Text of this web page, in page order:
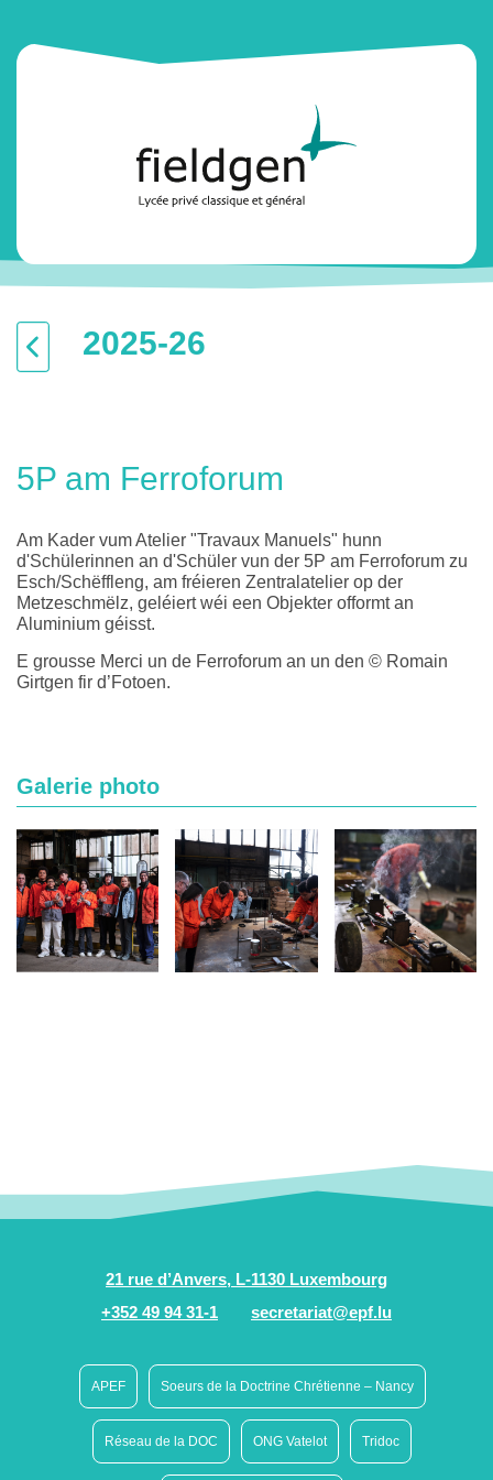
2025-26
5P am Ferroforum
Am Kader vum Atelier "Travaux Manuels" hunn
d'Schülerinnen an d'Schüler vun der 5P am Ferroforum zu
Esch/Schëffleng, am fréieren Zentralatelier op der
Metzeschmëlz, geléiert wéi een Objekter offormt an
Aluminium géisst.
E grousse Merci un de Ferroforum an un den © Romain
Girtgen fir d’Fotoen.
Galerie photo
21 rue d’Anvers, L-1130 Luxembourg
+352 49 94 31-1
secretariat@epf.lu
APEF Soeurs de la Doctrine Chrétienne – Nancy
Réseau de la DOC ONG Vatelot Tridoc